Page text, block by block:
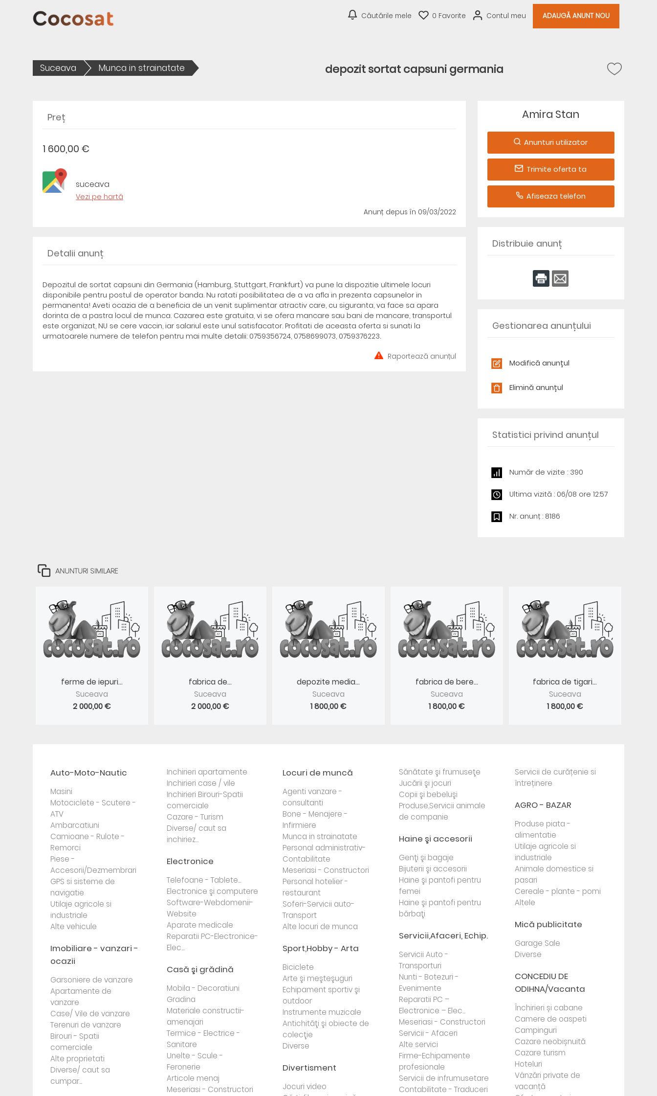
Căutările mele 0 Favorite Contul meu ADAUGĂ ANUNT NOU
Suceava Munca in strainatate depozit sortat capsuni germania
Preț
1 600,00 €
suceava
Vezi pe hartă
Anunț depus în 09/03/2022
Detalii anunț
Depozitul de sortat capsuni din Germania (Hamburg, Stuttgart, Frankfurt) va pune la dispozitie ultimele locuri
disponibile pentru postul de operator banda. Nu ratati posibilitatea de a va afla in prezenta capsunelor in
permanenta! Aveti ocazia de a beneficia de un venit suplimentar atractiv care, cu siguranta, va face sa apara
dorinta de a pastra locul de munca. Cazarea este gratuita, vi se ofera mancare sau bani de mancare, transportul
este organizat, NU se cere vaccin, iar salariul este unul satisfacator. Profitati de aceasta oferta si sunati la
urmatoarele numere de telefon pentru mai multe detalii: 0759356724, 0758699073, 0759376223.
Raportează anunțul
Amira Stan
Anunturi utilizator
Trimite oferta ta
Afiseaza telefon
Distribuie anunț
Gestionarea anunțului
Modifică anunțul
Elimină anunțul
Statistici privind anunțul
Număr de vizite : 390
Ultima vizită : 06/08 ore 12:57
Nr. anunț : 8186
ANUNTURI SIMILARE
ferme de iepuri...
Suceava
2 000,00 €
fabrica de...
Suceava
2 000,00 €
depozite media...
Suceava
1 800,00 €
fabrica de bere...
Suceava
1 800,00 €
fabrica de tigari...
Suceava
1 800,00 €
Auto-Moto-Nautic
Masini
Motociclete - Scutere -
ATV
Ambarcatiuni
Camioane - Rulote -
Remorci
Piese -
Accesorii/Dezmembrari
GPS si sisteme de
navigatie
Utilaje agricole si
industriale
Alte vehicule
Imobiliare - vanzari -
ocazii
Garsoniere de vanzare
Apartamente de
vanzare
Case/ Vile de vanzare
Terenuri de vanzare
Birouri - Spatii
comerciale
Alte proprietati
Diverse/ caut sa
cumpar...
Inchirieri apartamente
Inchirieri case / vile
Inchirieri Birouri-Spatii
comerciale
Cazare - Turism
Diverse/ caut sa
inchiriez...
Electronice
Telefoane - Tablete...
Electronice şi computere
Software-Webdomenii-
Website
Aparate medicale
Reparatii PC-Electronice-
Elec...
Casă şi grădină
Mobila - Decoratiuni
Gradina
Materiale constructii-
amenajari
Termice - Electrice -
Sanitare
Unelte - Scule -
Feronerie
Articole menaj
Meseriasi - Constructori
Locuri de muncă
Agenti vanzare -
consultanti
Bone - Menajere -
Infirmiere
Munca in strainatate
Personal administrativ-
Contabilitate
Meseriasi - Constructori
Personal hotelier -
restaurant
Soferi-Servicii auto-
Transport
Alte locuri de munca
Sport,Hobby - Arta
Biciclete
Arte şi meşteşuguri
Echipament sportiv şi
outdoor
Instrumente muzicale
Antichităţi şi obiecte de
colecţie
Diverse
Divertisment
Jocuri video
Sănătate şi frumuseţe
Jucării şi jocuri
Copii şi bebeluşi
Produse,Servicii animale
de companie
Haine şi accesorii
Genţi şi bagaje
Bijuterii şi accesorii
Haine şi pantofi pentru
femei
Haine şi pantofi pentru
bărbaţi
Servicii,Afaceri, Echip.
Servicii Auto -
Transporturi
Nunti - Botezuri -
Evenimente
Reparatii PC –
Electronice – Elec...
Meseriasi - Constructori
Servicii - Afaceri
Alte servici
Firme-Echipamente
profesionale
Servicii de infrumusetare
Contabilitate - Traduceri
Servicii de curățenie si
întreținere
AGRO - BAZAR
Produse piata -
alimentatie
Utilaje agricole si
industriale
Animale domestice si
pasari
Cereale - plante - pomi
Altele
Mică publicitate
Garage Sale
Diverse
CONCEDIU DE
ODIHNA/Vacanta
Închirieri și cabane
Camere de oaspeti
Campinguri
Cazare neobișnuită
Cazare turism
Hoteluri
Vânzări private de
vacanță